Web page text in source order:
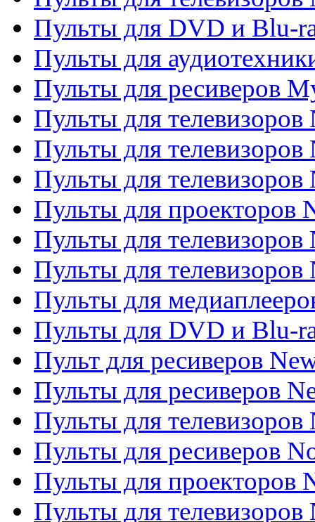
Пульты для DVD и Blu-
Пульты для
Пульты для ресиверов
Пульты для телевизоров
Пульты для телевизоров
Пульты для телевизоров
Пульты для проекторов
Пульты для телевизоров
Пульты для телевизоров
Пульты для
Пульты для DVD и Blu-
Пульт для ресиверов
Пульты для ресиверов
Пульты для телевизоров
Пульты для ресиверов
Пульты для проекторов
Пульты для телевизоров